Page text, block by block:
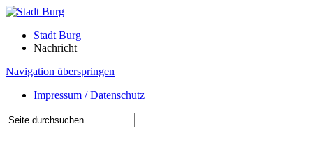
Stadt Burg
Nachricht
Navigation überspringen
Impressum / Datenschutz